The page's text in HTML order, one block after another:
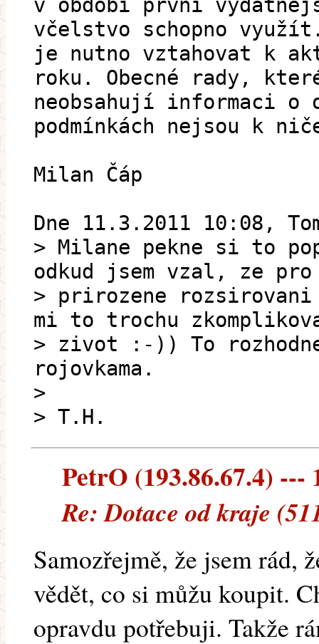
v období první
včelstvo schopno
je nutno vztahovat k
roku. Obecné rady,
neobsahují informaci o
podmínkách nejsou k
Milan Čáp
Dne 11.3.2011 10:08,
> Milane pekne si to
odkud jsem vzal, ze
> prirozene rozsirovani
mi to trochu
> zivot :-)) To
rojovkama.
>
> T.H.
PetrO (193.86.67.4) ---
Re: Dotace od kraje
Samozřejmě, že jsem rád,
vědět, co si můžu koupit.
opravdu potřebuji. Takže